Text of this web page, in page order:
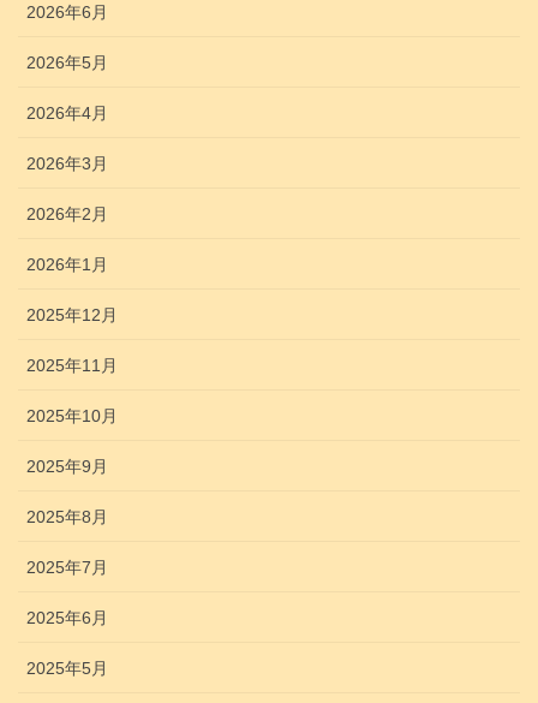
2026年6月
2026年5月
2026年4月
2026年3月
2026年2月
2026年1月
2025年12月
2025年11月
2025年10月
2025年9月
2025年8月
2025年7月
2025年6月
2025年5月